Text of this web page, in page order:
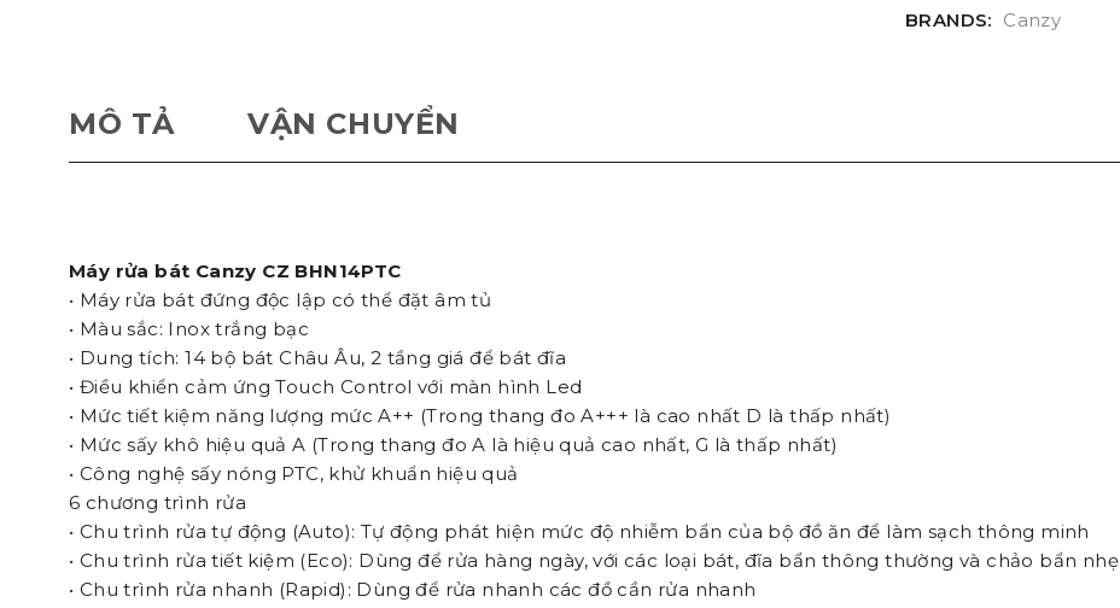
BRANDS: Canzy
MÔ TẢ VẬN CHUYỂN
Máy rửa bát Canzy CZ BHN14PTC
• Máy rửa bát đứng độc lập có thể đặt âm tủ
• Màu sắc: Inox trắng bạc
• Dung tích: 14 bộ bát Châu Âu, 2 tầng giá để bát đĩa
• Điều khiển cảm ứng Touch Control với màn hình Led
• Mức tiết kiệm năng lượng mức A++ (Trong thang đo A+++ là cao nhất D là thấp nhất)
• Mức sấy khô hiệu quả A (Trong thang đo A là hiệu quả cao nhất, G là thấp nhất)
• Công nghệ sấy nóng PTC, khử khuẩn hiệu quả
6 chương trình rửa
• Chu trình rửa tự động (Auto): Tự động phát hiện mức độ nhiễm bẩn của bộ đồ ăn để làm sạch thông minh
• Chu trình rửa tiết kiệm (Eco): Dùng để rửa hàng ngày, với các loại bát, đĩa bẩn thông thường và chảo bẩn nhẹ
• Chu trình rửa nhanh (Rapid): Dùng để rửa nhanh các đồ cần rửa nhanh